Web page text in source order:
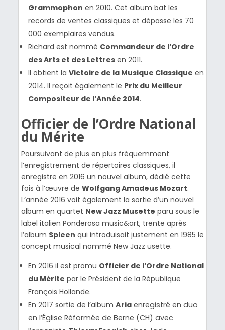
Grammophon en 2010. Cet album bat les
records de ventes classiques et dépasse les 70
000 exemplaires vendus.
Richard est nommé Commandeur de l’Ordre
des Arts et des Lettresen 2011.
Il obtient la Victoire de la Musique Classique en
2014. Il reçoit également le Prix du Meilleur
Compositeur de l’Année 2014.
Officier de l’Ordre National
du Mérite
Poursuivant de plus en plus fréquemment
l’enregistrement de répertoires classiques, il
enregistre en 2016 un nouvel album, dédié cette
fois à l’œuvre de Wolfgang Amadeus Mozart.
L’année 2016 voit également la sortie d’un nouvel
album en quartet New Jazz Musette paru sous le
label italien Ponderosa music&art, trente après
l’album Spleen qui introduisait justement en 1985 le
concept musical nommé New Jazz usette.
En 2016 il est promu Officier de l’Ordre National
du Mérite par le Président de la République
François Hollande.
En 2017 sortie de l’album Ariaenregistré en duo
en l’Église Réformée de Berne (CH) avec